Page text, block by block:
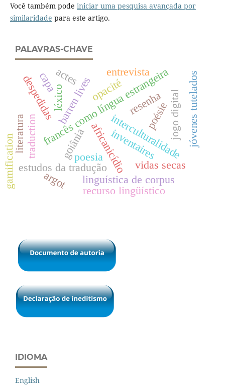
Você também pode iniciar uma pesquisa avançada por
similaridade para este artigo.
PALAVRAS-CHAVE
francês como língua estrangeira
interculturalidade
africanicídio
goiânia
linguística de corpus
vidas secas
barren lives
estudos da tradução
resenha jogo digital
despedidas
entrevista
inventaires
poésie
opacité
traduction
argot
léxico
recurso lingüístico
jóvenes tutelados
gamification
literatura
poesia
capaactes
IDIOMA
English